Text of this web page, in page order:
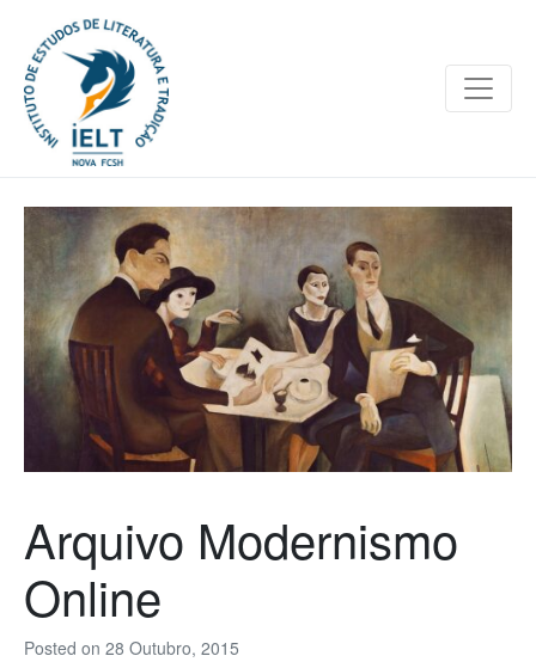
Posted on 28 Outubro, 2015
Arquivo Modernismo
Online